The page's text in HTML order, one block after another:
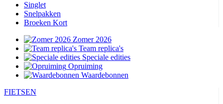
Singlet
Snelpakken
Broeken Kort
Zomer 2026
Team replica's
Speciale edities
Opruiming
Waardebonnen
FIETSEN